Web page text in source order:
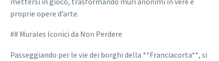
proprie opere d’arte.
## Murales Iconici da Non Perdere
Passeggiando per le vie dei borghi della **Franciacorta**, si